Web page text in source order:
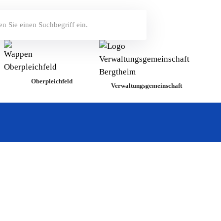
Oberpleichfeld
Verwaltungsgemeinschaft